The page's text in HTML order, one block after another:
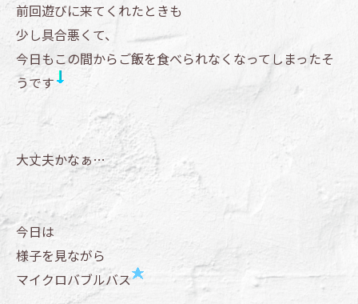
前回遊びに来てくれたときも
少し具合悪くて、
今日もこの間からご飯を食べられなくなってしまったそ
うです
大丈夫かなぁ…
今日は
様子を見ながら
マイクロバブルバス